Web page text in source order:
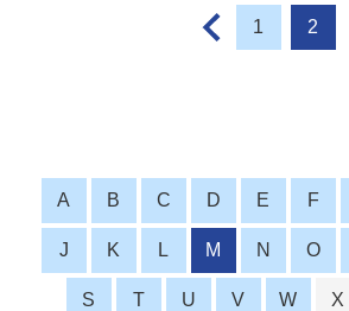
1 2
A B C D E F
J K L M N O
S T U V W X